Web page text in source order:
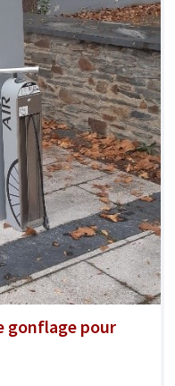
gonflage pour